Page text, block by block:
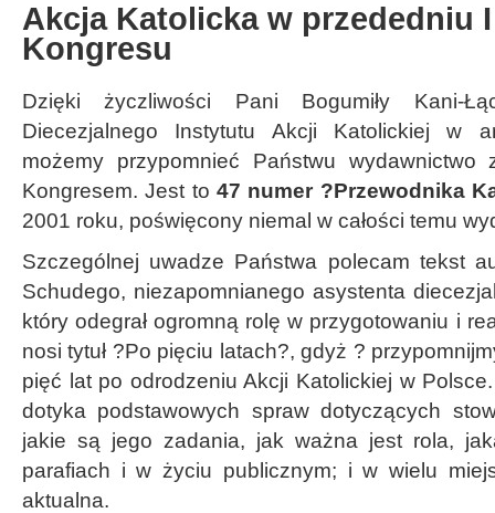
Akcja Katolicka w przededniu
Kongresu
Dzięki życzliwości Pani Bogumiły Kani-
Diecezjalnego Instytutu Akcji Katolickiej w
możemy przypomnieć Państwu
Kongresem. Jest to 47 numer ?Przewodnika
2001 roku, poświęcony niemal w całości temu
Szczególnej uwadze Państwa polecam tekst
Schudego, niezapomnianego asystenta
który odegrał ogromną rolę w przygotowaniu i
nosi tytuł ?Po pięciu latach?, gdyż ?
pięć lat po odrodzeniu Akcji Katolickiej w
dotyka podstawowych spraw dotyczących
jakie są jego zadania, jak ważna jest rola,
parafiach i w życiu publicznym; i w wielu
aktualna.